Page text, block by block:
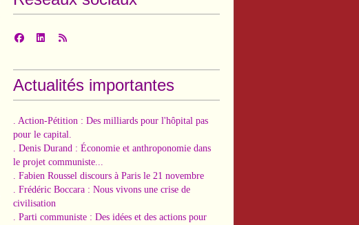
Actualités importantes
. Action-Pétition : Des milliards pour l'hôpital pas
pour le capital.
. Denis Durand : Économie et anthroponomie dans
le projet communiste...
. Fabien Roussel discours à Paris le 21 novembre
. Frédéric Boccara : Nous vivons une crise de
civilisation
. Parti communiste : Des idées et des actions pour